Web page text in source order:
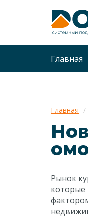
Главная
Главная
Рынок
которые